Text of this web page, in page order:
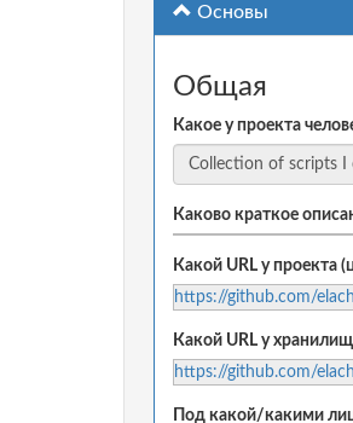
Основы
Общая
Какое у проекта
Каково краткое
Какой URL у проекта
https://github.com/
Какой URL у
https://github.com/
Под какой/какими